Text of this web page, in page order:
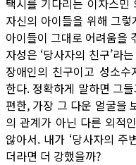
자신의 아이들을 위해 그
아이들이 그대로 어려움을
자성은 ‘당사자의 친구’라
장애인의 친구이고 성소
한다. 정확하게 말하면 그
편한, 가장 그 다운 얼굴을
의 관계가 아닌 다른 외적
않아서. 내가 ‘당사자의 주
더라면 더 강했을까?